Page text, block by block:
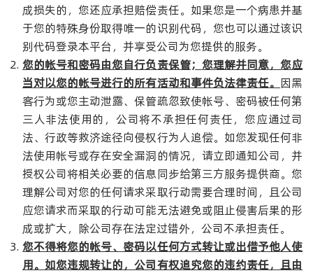
成损失的，您还应承担赔偿责任。如果您是一个病患并基
于您的特殊身份取得唯一的识别代码，您也可以通过该识
别代码登录本平台，并享受公司为您提供的服务。
您的帐号和密码由您自行负责保管； 您理解并同意，您应
当对以您的帐号进行的所有活动和事件负法律责任。 因黑
客行为或您主动泄露、保管疏忽致使帐号、密码被任何第
三人非法使用的，公司将不承担任何责任，您应通过司
法、行政等救济途径向侵权行为人追偿。如您发现任何非
法使用帐号或存在安全漏洞的情况，请立即通知公司，并
授权公司将相关必要的信息同步给第三方服务提供商。您
理解公司对您的任何请求采取行动需要合理时间，且公司
应您请求而采取的行动可能无法避免或阻止侵害后果的形
成或扩大，除公司存在法定过错外，公司不承担责任。
您不得将您的帐号、密码以任何方式转让或出借予他人使
用。如您违规转让的，公司有权追究您的违约责任，且由